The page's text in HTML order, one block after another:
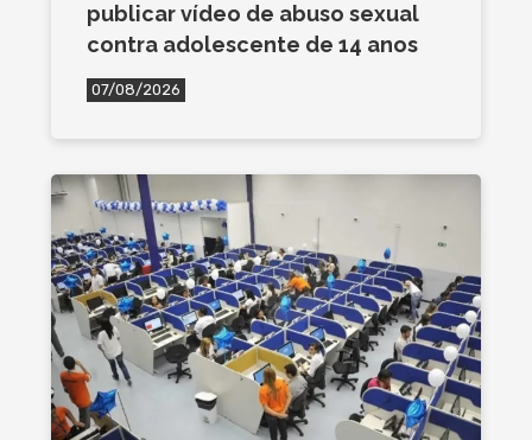
publicar vídeo de abuso sexual
contra adolescente de 14 anos
07/08/2026